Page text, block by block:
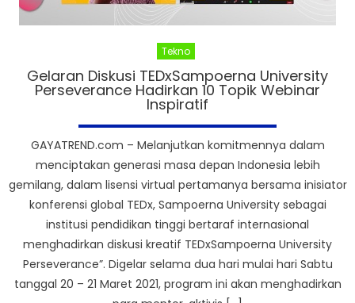
Tekno
Gelaran Diskusi TEDxSampoerna University
Perseverance Hadirkan 10 Topik Webinar
Inspiratif
GAYATREND.com – Melanjutkan komitmennya dalam
menciptakan generasi masa depan Indonesia lebih
gemilang, dalam lisensi virtual pertamanya bersama inisiator
konferensi global TEDx, Sampoerna University sebagai
institusi pendidikan tinggi bertaraf internasional
menghadirkan diskusi kreatif TEDxSampoerna University
Perseverance”. Digelar selama dua hari mulai hari Sabtu
tanggal 20 – 21 Maret 2021, program ini akan menghadirkan